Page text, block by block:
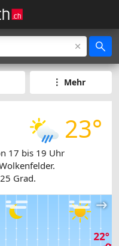
Mehr
23°
17 bis 19 Uhr
Grad.